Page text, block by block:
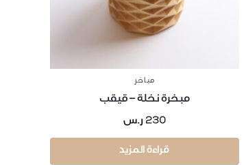
مباخر
مبخرة نخلة – قيقب
230 ر.س
قراءة المزيد